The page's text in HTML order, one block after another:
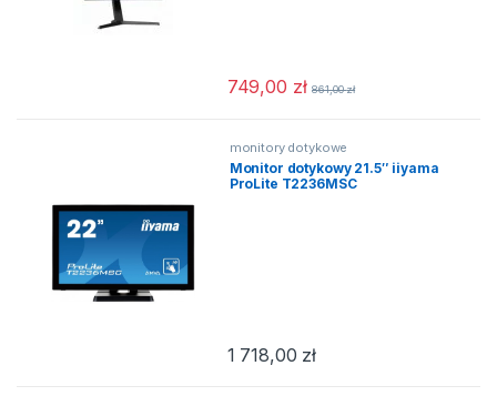
749,00 zł 861,00zł
monitory dotykowe
Monitor dotykowy 21.5″ iiyama
ProLite T2236MSC
1 718,00 zł